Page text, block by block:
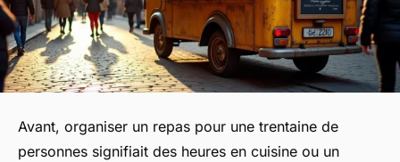
Avant, organiser un repas pour une trentaine de
personnes signifiait des heures en cuisine ou un